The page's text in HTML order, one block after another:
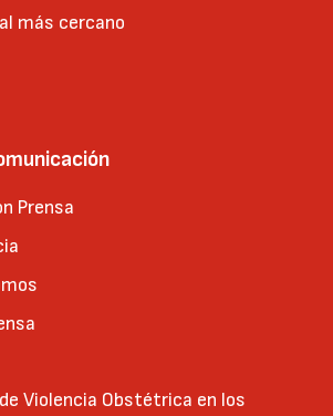
más cercano
Prensa
Violencia Obstétrica en los